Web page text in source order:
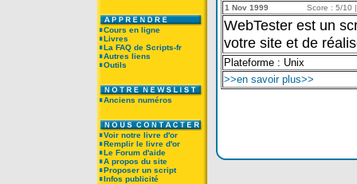
Cours en ligne
Livres
La FAQ de Scripts-fr
Autres liens
Outils
Anciens numéros
Voir notre livre d'or
Remplir le livre d'or
Le Forum d'aide
A propos du site
Proposer un script
Infos publicité
1 Nov 1999 Score : 5/10
WebTester est un
votre site et de
Plateforme : Unix
>>en savoir plus>>